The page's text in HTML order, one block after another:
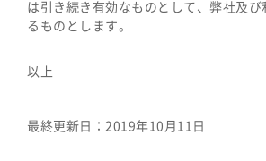
は引き続き有効なものとして、弊社及び
るものとします。
以上
最終更新日：2019年10月11日